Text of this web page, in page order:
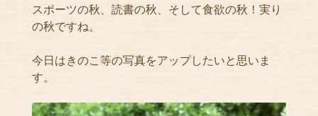
スポーツの秋、読書の秋、そして食欲の秋！実り
の秋ですね。
今日はきのこ等の写真をアップしたいと思いま
す。